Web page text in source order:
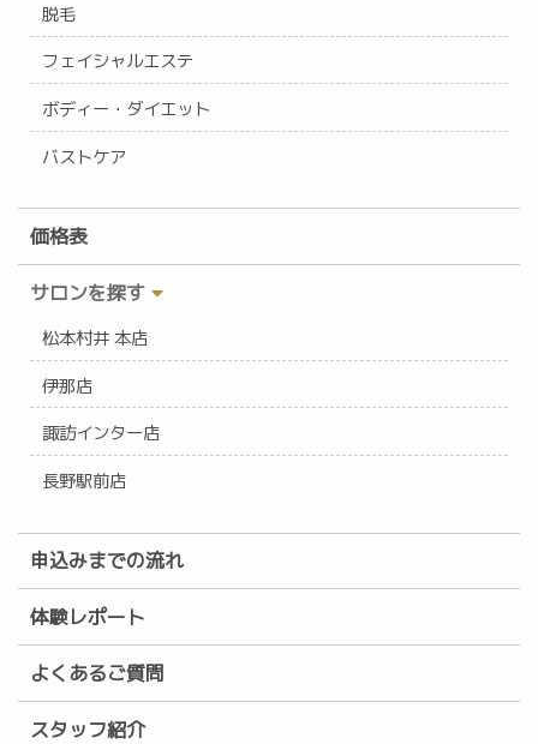
脱毛
フェイシャルエステ
ボディー・ダイエット
バストケア
価格表
サロンを探す
松本村井 本店
伊那店
諏訪インター店
長野駅前店
申込みまでの流れ
体験レポート
よくあるご質問
スタッフ紹介